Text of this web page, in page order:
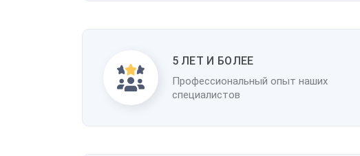
5 ЛЕТ И БОЛЕЕ
Профессиональный опыт наших
специалистов